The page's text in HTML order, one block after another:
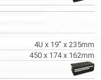
4U x 19" x 235mm
450 x 174 x 162mm